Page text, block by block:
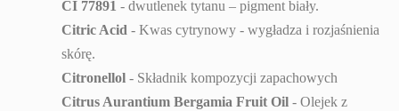
CI 77891 - dwutlenek tytanu – pigment biały.
Citric Acid - Kwas cytrynowy - wygładza i rozjaśnienia
skórę.
Citronellol - Składnik kompozycji zapachowych
Citrus Aurantium Bergamia Fruit Oil - Olejek z